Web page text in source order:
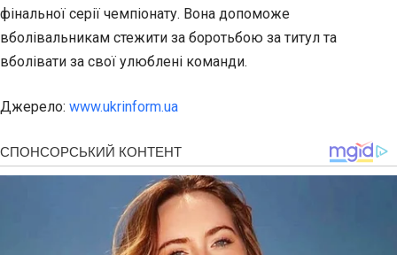
фінальної серії чемпіонату. Вона допоможе
вболівальникам стежити за боротьбою за титул та
вболівати за свої улюблені команди.
Джерело: www.ukrinform.ua